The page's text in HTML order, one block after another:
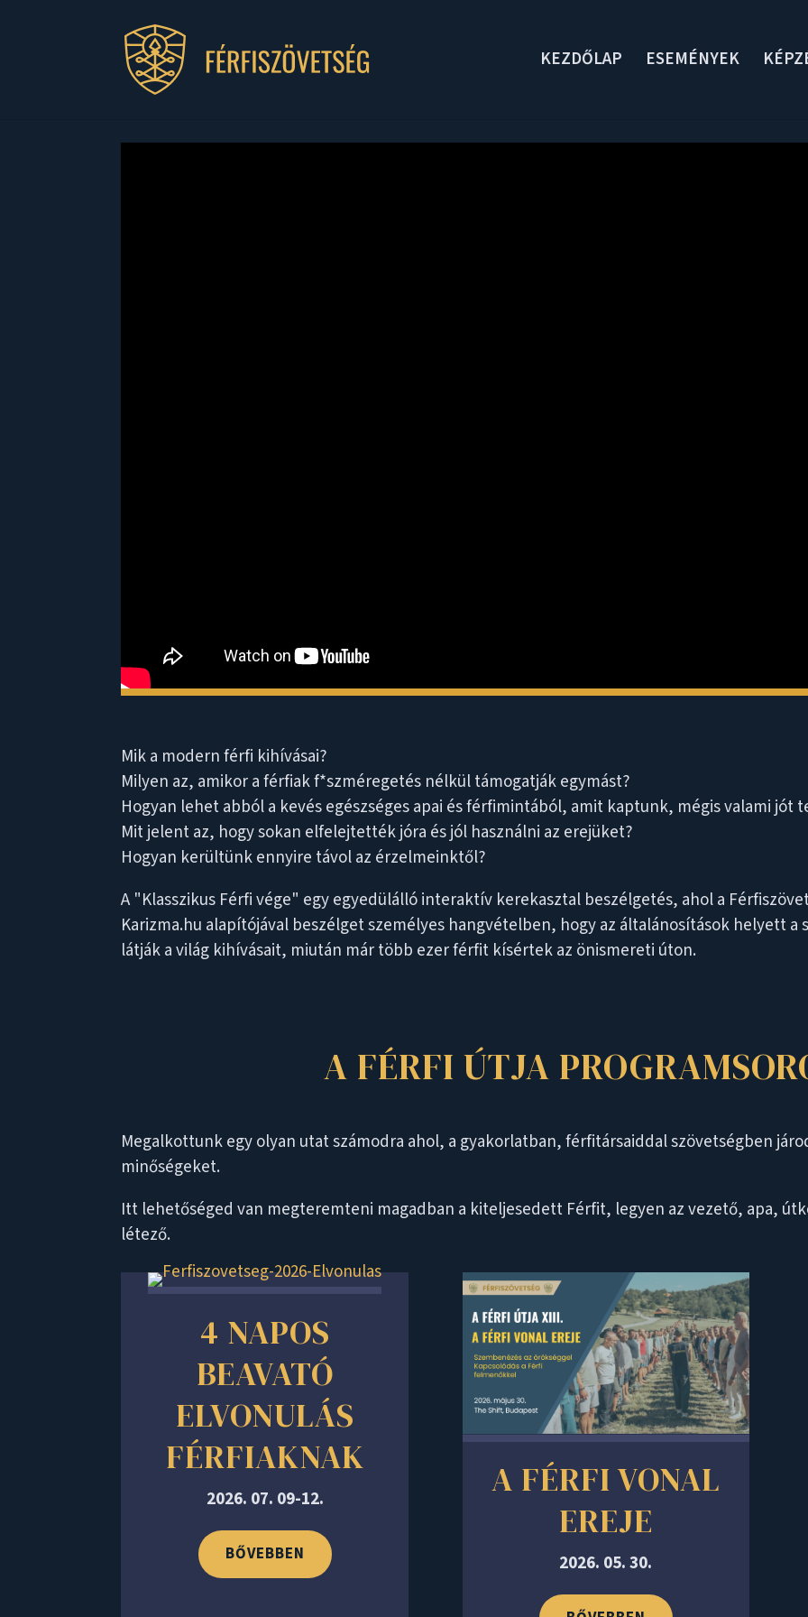
KEZDŐLAP ESEMÉNYEK
Mik a modern férfi kihívásai?
Milyen az, amikor a férfiak f*szméregetés nélkül támogatják egymást?
Hogyan lehet abból a kevés egészséges apai és férfimintából, amit kaptunk, mégis valami jót
Mit jelent az, hogy sokan elfelejtették jóra és jól használni az erejüket?
Hogyan kerültünk ennyire távol az érzelmeinktől?
A "Klasszikus Férfi vége" egy egyedülálló interaktív kerekasztal beszélgetés, ahol a
Karizma.hu alapítójával beszélget személyes hangvételben, hogy az általánosítások helyett
látják a világ kihívásait, miután már több ezer férfit kísértek az önismereti úton.
A FÉRFI ÚTJA
Megalkottunk egy olyan utat számodra ahol, a gyakorlatban, férfitársaiddal szövetségben
minőségeket.
Itt lehetőséged van megteremteni magadban a kiteljesedett Férfit, legyen az vezető, apa,
létező.
4 NAPOS
BEAVATÓ
ELVONULÁS
FÉRFIAKNAK
2026. 07. 09-12.
BŐVEBBEN
A FÉRFI VONAL
EREJE
2026. 05. 30.